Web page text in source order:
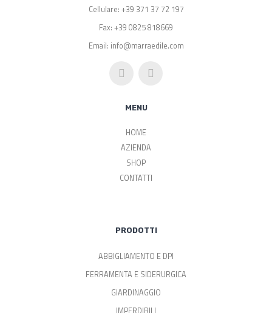
Cellulare: +39 371 37 72 197
Fax: +39 0825 818669
Email: info@marraedile.com
MENU
HOME
AZIENDA
SHOP
CONTATTI
PRODOTTI
ABBIGLIAMENTO E DPI
FERRAMENTA E SIDERURGICA
GIARDINAGGIO